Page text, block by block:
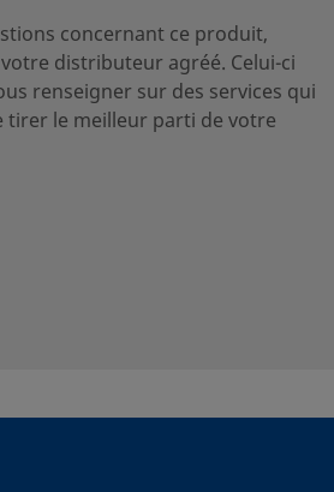
316L
1/2 po
pour
concernant ce produit,
distributeur agréé. Celui-ci
renseigner sur des services qui
le meilleur parti de votre